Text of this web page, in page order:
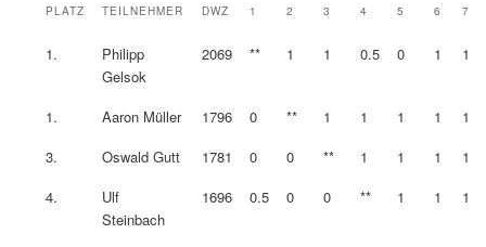
PLATZ TEILNEHMER DWZ 1 2 3 4 5 6 7
1.
Philipp
Gelsok
2069 ** 1 1 0.5 0 1 1
1. Aaron Müller 1796 0 ** 1 1 1 1
1
3.
Oswald Gutt 1781 0 0 ** 1 1 1
1
4.
Ulf
Steinbach
1696 0.5 0 0 ** 1 1 1